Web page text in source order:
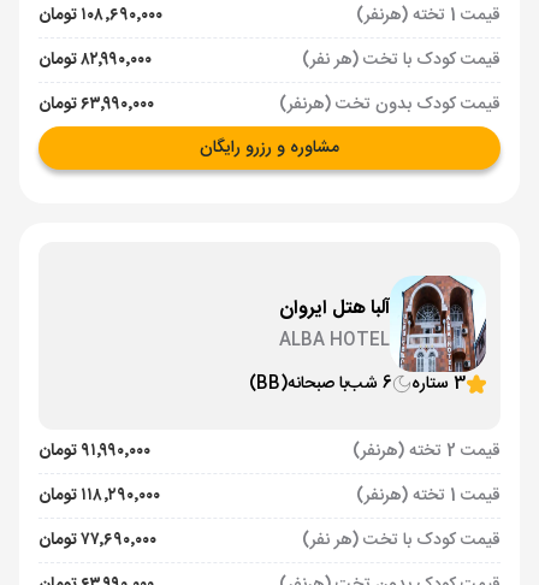
قیمت 1 تخته (هرنفر)
۱۰۸٬۶۹۰٬۰۰۰ تومان
قیمت کودک با تخت (هر نفر)
۸۲٬۹۹۰٬۰۰۰ تومان
قیمت کودک بدون تخت (هرنفر)
۶۳٬۹۹۰٬۰۰۰ تومان
مشاوره و رزرو رایگان
آلبا هتل ایروان
ALBA HOTEL
3 ستاره
6 شب با صبحانه(BB)
قیمت 2 تخته (هرنفر)
۹۱٬۹۹۰٬۰۰۰ تومان
قیمت 1 تخته (هرنفر)
۱۱۸٬۲۹۰٬۰۰۰ تومان
قیمت کودک با تخت (هر نفر)
۷۷٬۶۹۰٬۰۰۰ تومان